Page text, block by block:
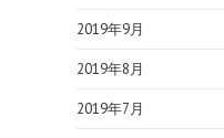
2019年9月
2019年8月
2019年7月